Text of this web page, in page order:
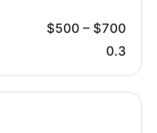
$500 – $700
0.3